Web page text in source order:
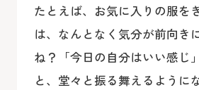
たとえば、お気に入りの服を
は、なんとなく気分が前向き
ね？「今日の自分はいい感じ
と、堂々と振る舞えるように